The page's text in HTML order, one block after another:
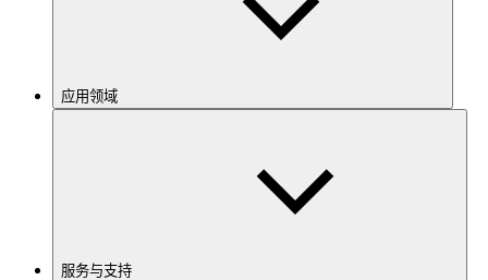
应用领域
服务与支持